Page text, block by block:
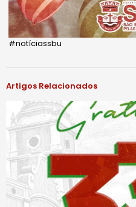
#notíciassbu
Artigos Relacionados